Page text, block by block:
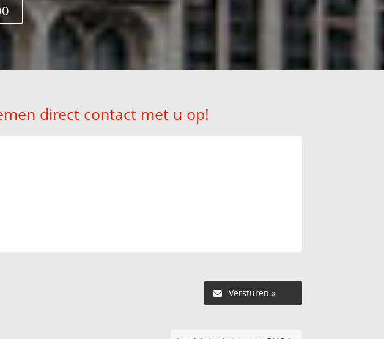
direct contact met u op!
Versturen »